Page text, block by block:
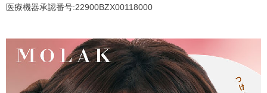
医療機器承認番号:22900BZX00118000